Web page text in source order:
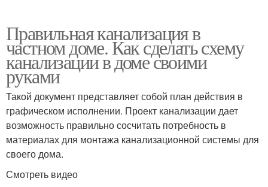
Правильная канализация в
частном доме. Как сделать схему
канализации в доме своими
руками
Такой документ представляет собой план действия в
графическом исполнении. Проект канализации дает
возможность правильно сосчитать потребность в
материалах для монтажа канализационной системы для
своего дома.
Смотреть видео